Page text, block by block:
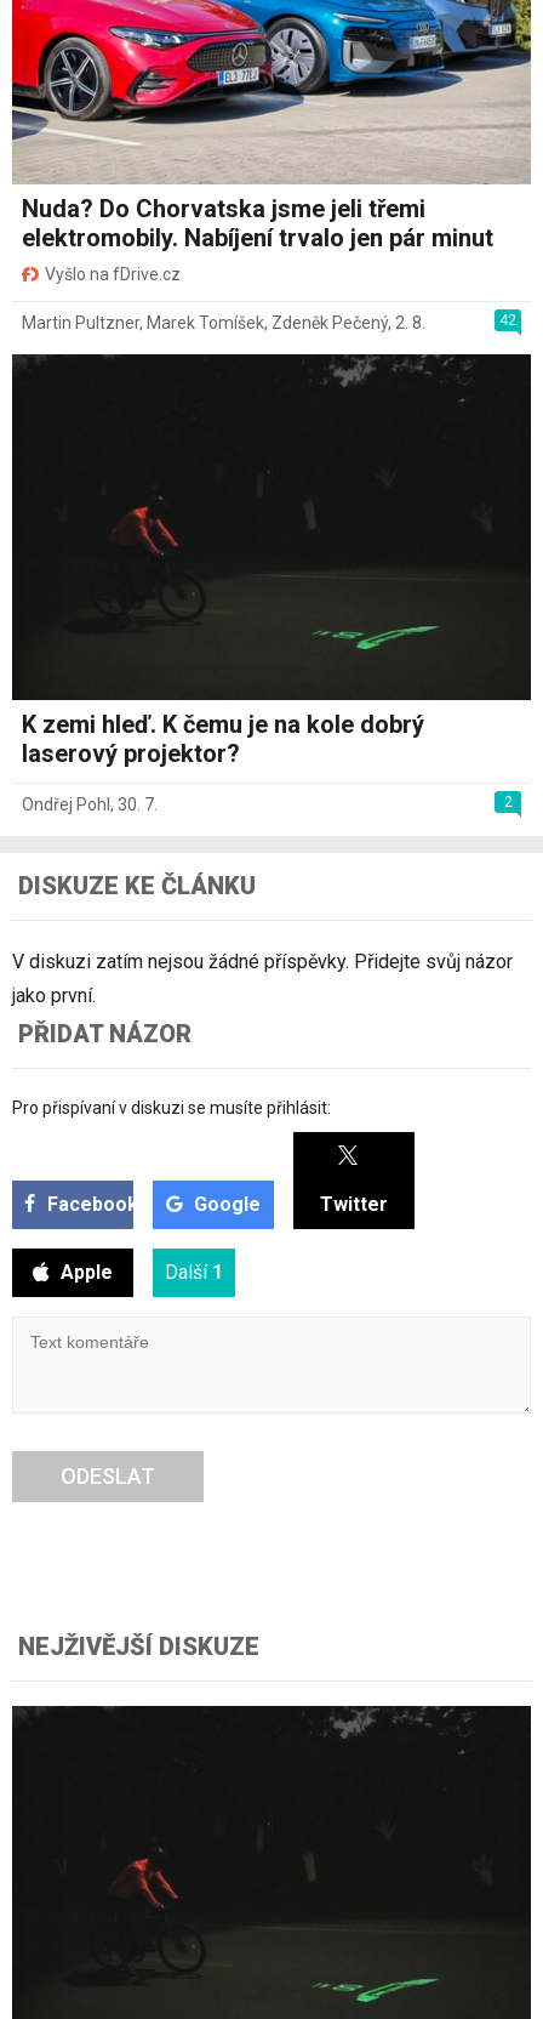
Nuda? Do Chorvatska jsme jeli třemi
elektromobily. Nabíjení trvalo jen pár minut
Vyšlo na fDrive.cz
42
Martin Pultzner, Marek Tomíšek, Zdeněk Pečený, 2. 8.
K zemi hleď. K čemu je na kole dobrý
laserový projektor?
2
Ondřej Pohl , 30. 7.
DISKUZE KE ČLÁNKU
V diskuzi zatím nejsou žádné příspěvky. Přidejte svůj názor
jako první.
PŘIDAT NÁZOR
Pro přispívaní v diskuzi se musíte přihlásit:
Facebook Google Twitter
Apple Další 1
ODESLAT
NEJŽIVĚJŠÍ DISKUZE